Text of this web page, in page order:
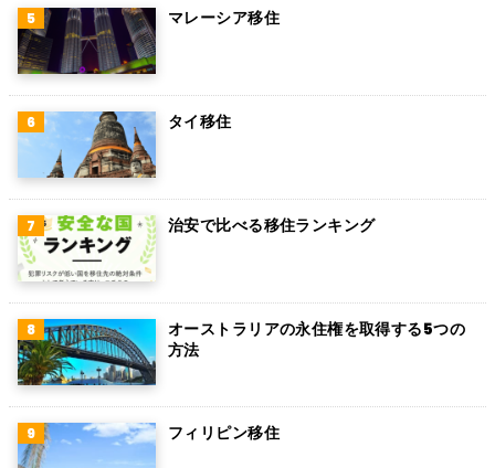
オーストリア
ロシア
ミャンマー
アイルランド
トルコ
フィンランド
チェコ
チリ
デンマーク
ハンガリー
ポーランド
マレーシア移住
タイ移住
治安で比べる移住ランキング
オーストラリアの永住権を取得する5つの
方法
フィリピン移住